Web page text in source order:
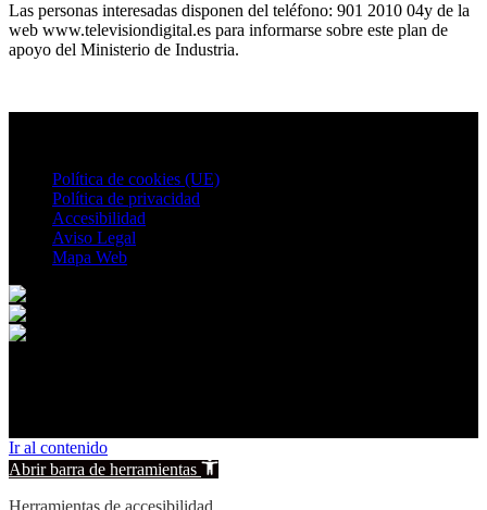
Las personas interesadas disponen del teléfono: 901 2010 04y de la
web www.televisiondigital.es para informarse sobre este plan de
apoyo del Ministerio de Industria.
Política de cookies (UE)
Política de privacidad
Accesibilidad
Aviso Legal
Mapa Web
Ir al contenido
Abrir barra de herramientas